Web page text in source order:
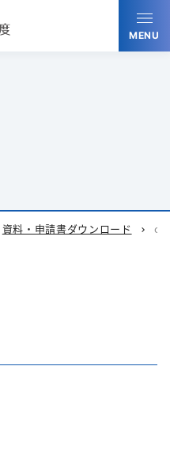
MENU
資料・申請書ダウンロード chevron_right